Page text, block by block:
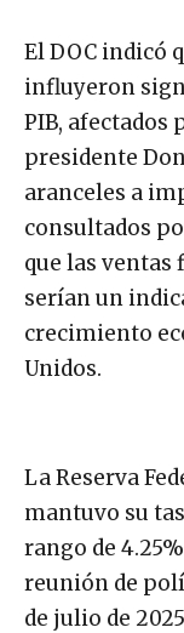
El DOC indicó
influyeron
PIB, afectados
presidente
aranceles a
consultados
que las ventas
serían un
crecimiento
Unidos.
La Reserva
mantuvo su
rango de
reunión de
de julio de